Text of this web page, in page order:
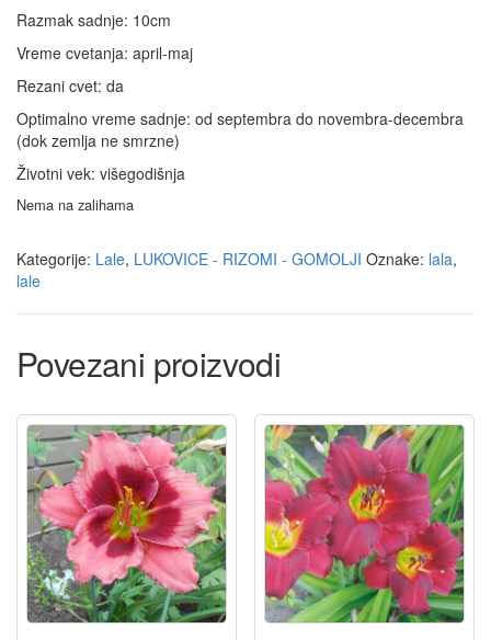
Razmak sadnje: 10cm
Vreme cvetanja: april-maj
Rezani cvet: da
Optimalno vreme sadnje: od septembra do novembra-decembra
(dok zemlja ne smrzne)
Životni vek: višegodišnja
Nema na zalihama
Kategorije: Lale, LUKOVICE - RIZOMI - GOMOLJI Oznake: lala,
lale
Povezani proizvodi